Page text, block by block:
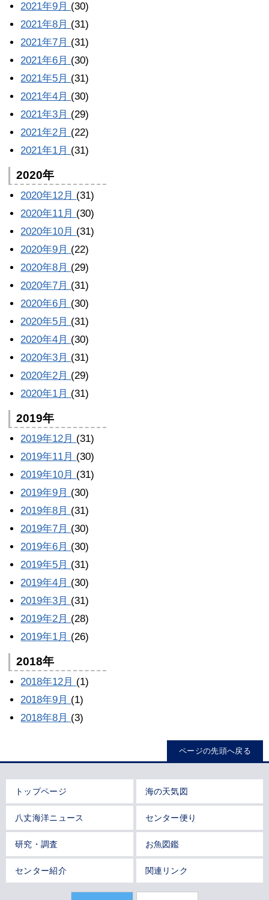
2021年9月 (30)
2021年8月 (31)
2021年7月 (31)
2021年6月 (30)
2021年5月 (31)
2021年4月 (30)
2021年3月 (29)
2021年2月 (22)
2021年1月 (31)
2020年
2020年12月 (31)
2020年11月 (30)
2020年10月 (31)
2020年9月 (22)
2020年8月 (29)
2020年7月 (31)
2020年6月 (30)
2020年5月 (31)
2020年4月 (30)
2020年3月 (31)
2020年2月 (29)
2020年1月 (31)
2019年
2019年12月 (31)
2019年11月 (30)
2019年10月 (31)
2019年9月 (30)
2019年8月 (31)
2019年7月 (30)
2019年6月 (30)
2019年5月 (31)
2019年4月 (30)
2019年3月 (31)
2019年2月 (28)
2019年1月 (26)
2018年
2018年12月 (1)
2018年9月 (1)
2018年8月 (3)
ページの先頭へ戻る
トップページ 海の天気図
八丈海洋ニュース センター便り
研究・調査 お魚図鑑
センター紹介 関連リンク